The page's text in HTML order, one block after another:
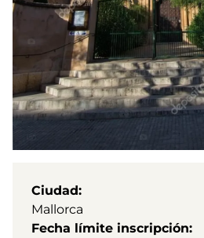
Ciudad
Mallorca
Fecha límite inscripción